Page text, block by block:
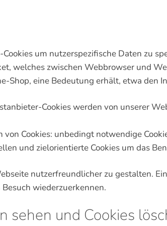
um nutzerspezifische Daten zu
welches zwischen Webbrowser und
Shop, eine Bedeutung erhält, etwa den
Cookies werden von unserer
von Cookies: unbedingt notwendige
und zielorientierte Cookies um das
nutzerfreundlicher zu gestalten.
wiederzuerkennen.
sehen und Cookies